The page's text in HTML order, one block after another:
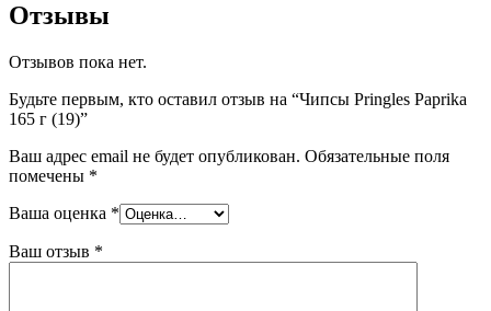
Отзывы
Отзывов пока нет.
Будьте первым, кто оставил отзыв на “Чипсы Pringles Paprika
165 г (19)”
Ваш адрес email не будет опубликован. Обязательные поля
помечены *
Ваша оценка *
Ваш отзыв *